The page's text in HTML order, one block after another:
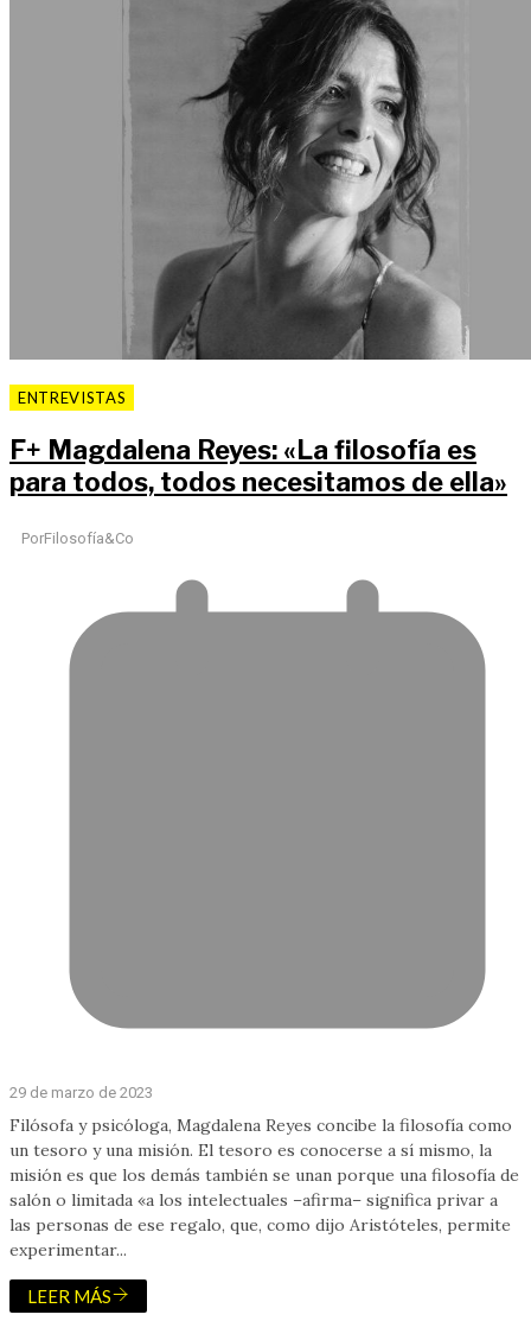
ENTREVISTAS
F+ Magdalena Reyes: «La filosofía es
para todos, todos necesitamos de ella»
PorFilosofía&Co
29 de marzo de 2023
Filósofa y psicóloga, Magdalena Reyes concibe la filosofía como
un tesoro y una misión. El tesoro es conocerse a sí mismo, la
misión es que los demás también se unan porque una filosofía de
salón o limitada «a los intelectuales –afirma– significa privar a
las personas de ese regalo, que, como dijo Aristóteles, permite
experimentar...
LEER MÁS